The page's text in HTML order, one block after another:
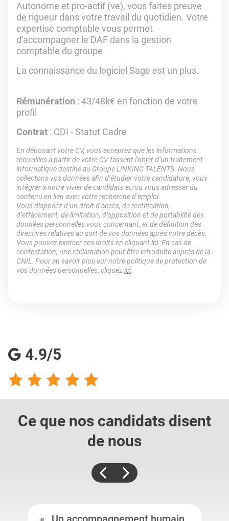
Autonome et pro-actif (ve), vous faites preuve
de rigueur dans votre travail du quotidien. Votre
expertise comptable vous permet
d'accompagner le DAF dans la gestion
comptable du groupe.
La connaissance du logiciel Sage est un plus.
Rémunération : 43/48k€ en fonction de votre
profil
Contrat : CDI - Statut Cadre
En déposant votre CV, vous acceptez que les informations
recueillies à partir de votre CV fassent l’objet d’un traitement
informatique destiné au Groupe LINKING TALENTS. Nous
collectons vos données afin d’étudier votre candidature, vous
intégrer à notre vivier de candidats et/ou vous adresser du
contenu en lien avec votre recherche d’emploi.
Vous disposez d’un droit d’accès, de rectification,
d’effacement, de limitation, d’opposition et de portabilité des
données personnelles vous concernant, et de définition des
directives relatives au sort de vos données après votre décès.
Vous pouvez exercer ces droits en cliquantici. En cas de
contestation, une réclamation peut être introduite auprès de la
CNIL. Pour en savoir plus sur notre politique de protection de
vos données personnelles, cliquezici.
4.9/5
Ce que nos candidats disent
de nous